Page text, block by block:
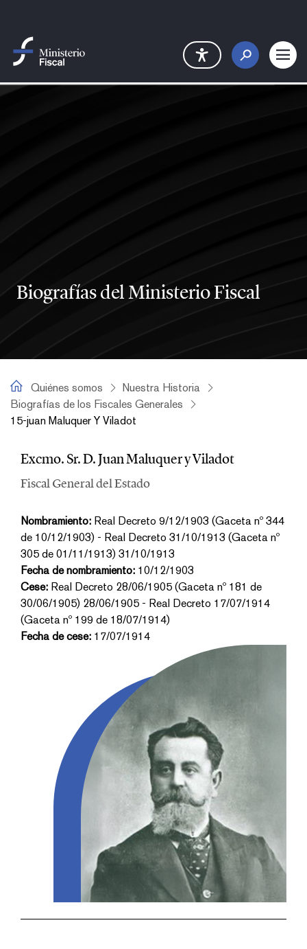
Biografías del Ministerio Fiscal
15-Juan Maluquer y Viladot
Quiénes somos
Nuestra Historia
Biografías de los Fiscales Generales
15-juan Maluquer Y Viladot
15-Juan Maluquer y Viladot
Excmo. Sr. D. Juan Maluquer y Viladot
Fiscal General del Estado
Nombramiento: Real Decreto 9/12/1903 (Gaceta nº 344
de 10/12/1903) - Real Decreto 31/10/1913 (Gaceta nº
305 de 01/11/1913) 31/10/1913
Fecha de nombramiento: 10/12/1903
Cese: Real Decreto 28/06/1905 (Gaceta nº 181 de
30/06/1905) 28/06/1905 - Real Decreto 17/07/1914
(Gaceta nº 199 de 18/07/1914)
Fecha de cese: 17/07/1914